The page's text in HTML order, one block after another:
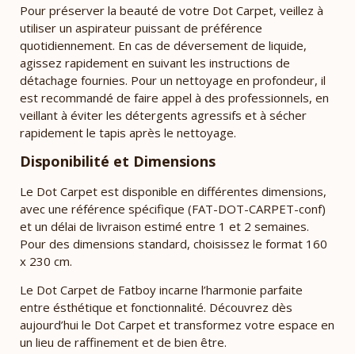
Pour préserver la beauté de votre Dot Carpet, veillez à
utiliser un aspirateur puissant de préférence
quotidiennement. En cas de déversement de liquide,
agissez rapidement en suivant les instructions de
détachage fournies. Pour un nettoyage en profondeur, il
est recommandé de faire appel à des professionnels, en
veillant à éviter les détergents agressifs et à sécher
rapidement le tapis après le nettoyage.
Disponibilité et Dimensions
Le Dot Carpet est disponible en différentes dimensions,
avec une référence spécifique (FAT-DOT-CARPET-conf)
et un délai de livraison estimé entre 1 et 2 semaines.
Pour des dimensions standard, choisissez le format 160
x 230 cm.
Le Dot Carpet de Fatboy incarne l’harmonie parfaite
entre ésthétique et fonctionnalité. Découvrez dès
aujourd’hui le Dot Carpet et transformez votre espace en
un lieu de raffinement et de bien être.